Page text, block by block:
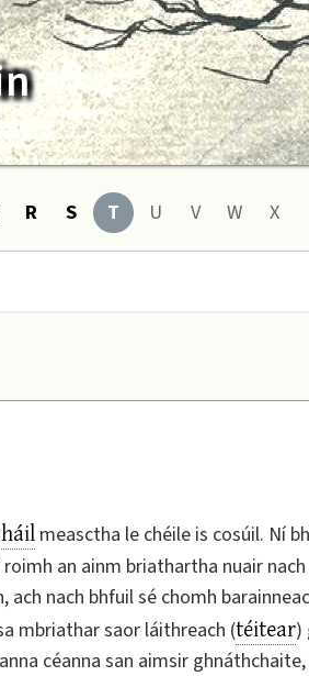
R S T U V W X
measctha le chéile is cosúil. Ní
an ainm briathartha nuair
ach nach bhfuil sé chomh
mbriathar saor láithreach (téitear)
céanna san aimsir ghnáthchaite,